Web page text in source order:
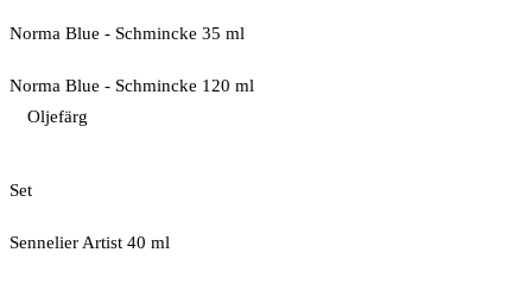
Norma Blue - Schmincke 35 ml
Norma Blue - Schmincke 120 ml
Oljefärg
Set
Sennelier Artist 40 ml